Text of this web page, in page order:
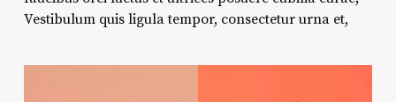
Vestibulum quis ligula tempor, consectetur urna et,